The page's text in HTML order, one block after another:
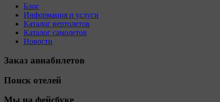
Блог
Информация и услуги
Каталог вертолетов
Каталог самолетов
Новости
Заказ авиабилетов
Поиск отелей
Мы на фейсбуке